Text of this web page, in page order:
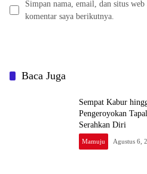
Simpan nama, email, dan situs
komentar saya berikutnya.
Baca Juga
Sempat Kabur
Pengeroyokan
Serahkan Diri
Mamuju Agustus 6,